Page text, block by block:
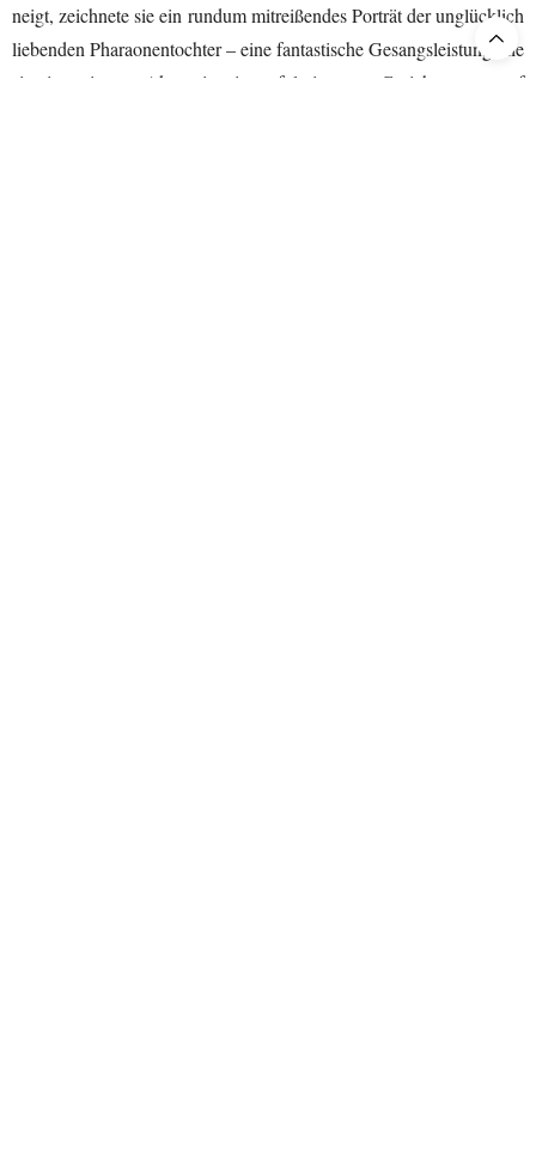
neigt, zeichnete sie ein rundum mitreißendes Porträt der unglücklich
liebenden Pharaonentochter – eine fantastische Gesangsleistung, die
sie im vierten Akt mit einer fulminanten Gerichtsszene auf